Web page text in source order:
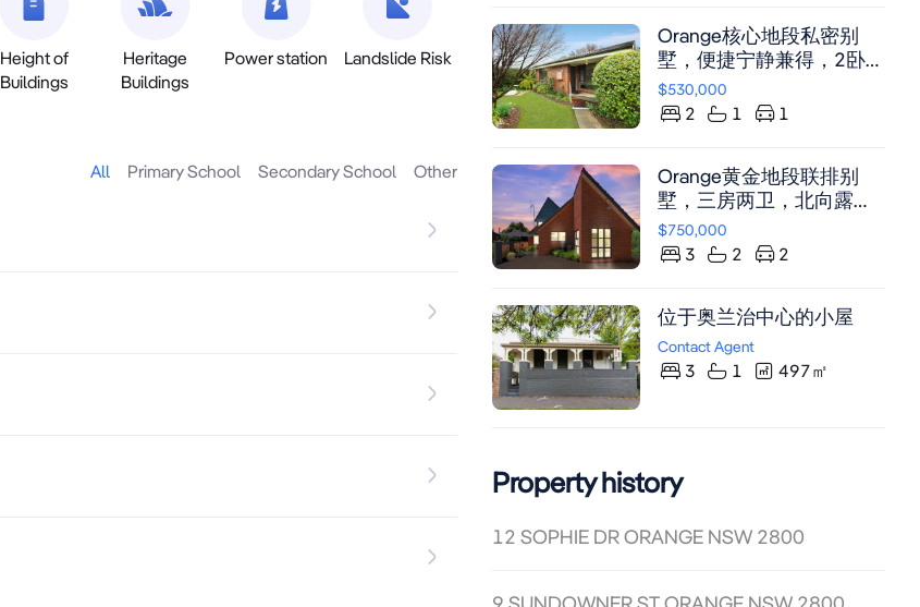
Height of
Buildings
Heritage
Buildings
Power station Landslide Risk
All Primary School Secondary School Other
Orange核心地段私密别
墅，便捷宁静兼得，2卧带
嵌入式衣柜，现代浴室，
单车位车库，绿意庭院。
$530,000
2 1 1
Orange黄金地段联排别
墅，三房两卫，北向露
台，步行即达商圈与名校
$750,000
3 2 2
位于奥兰治中心的小屋
Contact Agent
3 1 497㎡
Property history
12 SOPHIE DR ORANGE NSW 2800